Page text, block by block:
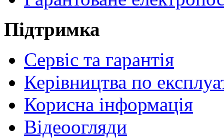
Підтримка
Сервіс та гарантія
Керівництва по
Корисна інформація
Відеоогляди